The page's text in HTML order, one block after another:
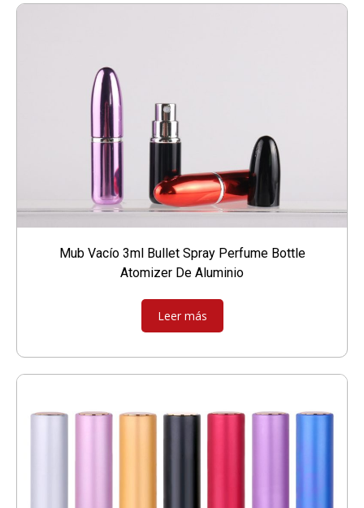
Mub Vacío 3ml Bullet Spray Perfume Bottle
Atomizer De Aluminio
Leer más